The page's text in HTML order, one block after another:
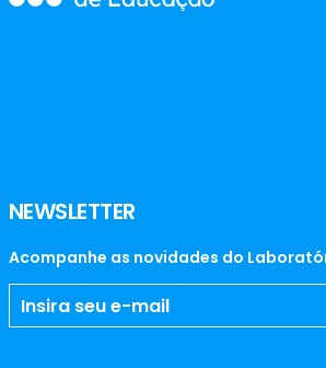
NEWSLETTER
Acompanhe as novidades do